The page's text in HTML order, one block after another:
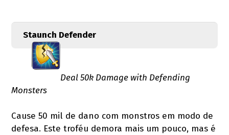
Staunch Defender
Deal 50k Damage with Defending
Monsters
Cause 50 mil de dano com monstros em modo de
defesa. Este troféu demora mais um pouco, mas é